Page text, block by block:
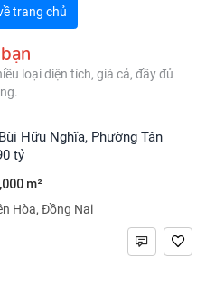
trang chủ
loại diện tích, giá cả, đầy đủ
tỷ
m²
Hòa, Đồng Nai